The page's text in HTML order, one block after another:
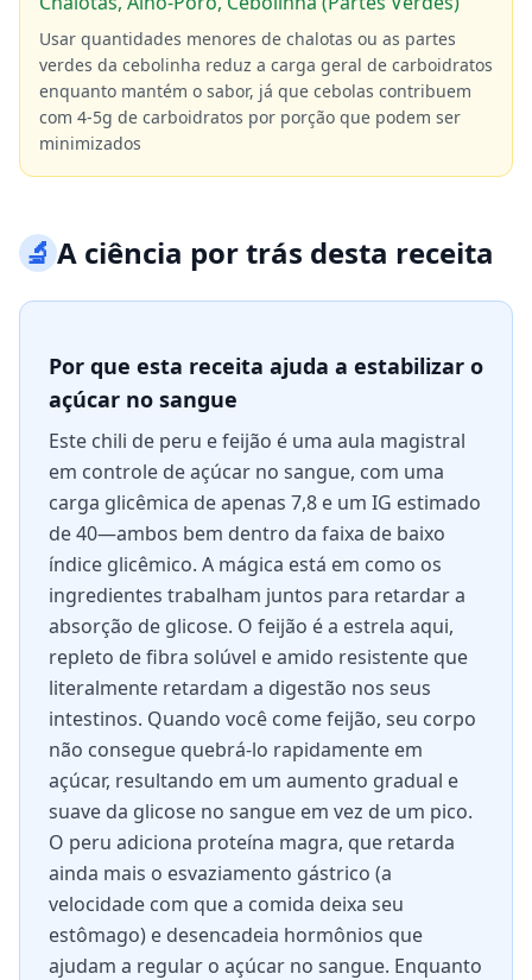
Usar quantidades menores de chalotas ou as partes
verdes da cebolinha reduz a carga geral de carboidratos
enquanto mantém o sabor, já que cebolas contribuem
com 4-5g de carboidratos por porção que podem ser
minimizados
🔬A ciência por trás desta receita
Por que esta receita ajuda a estabilizar o
açúcar no sangue
Este chili de peru e feijão é uma aula magistral
em controle de açúcar no sangue, com uma
carga glicêmica de apenas 7,8 e um IG estimado
de 40—ambos bem dentro da faixa de baixo
índice glicêmico. A mágica está em como os
ingredientes trabalham juntos para retardar a
absorção de glicose. O feijão é a estrela aqui,
repleto de fibra solúvel e amido resistente que
literalmente retardam a digestão nos seus
intestinos. Quando você come feijão, seu corpo
não consegue quebrá-lo rapidamente em
açúcar, resultando em um aumento gradual e
suave da glicose no sangue em vez de um pico.
O peru adiciona proteína magra, que retarda
ainda mais o esvaziamento gástrico (a
velocidade com que a comida deixa seu
estômago) e desencadeia hormônios que
ajudam a regular o açúcar no sangue. Enquanto